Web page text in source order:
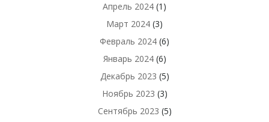
Апрель 2024 (1)
Март 2024 (3)
Февраль 2024 (6)
Январь 2024(6)
Декабрь 2023 (5)
Ноябрь 2023 (3)
Сентябрь 2023 (5)